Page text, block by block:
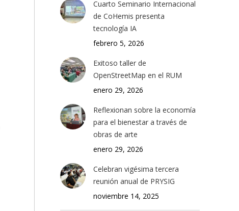
Cuarto Seminario Internacional
de CoHemis presenta
tecnología IA
febrero 5, 2026
Exitoso taller de
OpenStreetMap en el RUM
enero 29, 2026
Reflexionan sobre la economía
para el bienestar a través de
obras de arte
enero 29, 2026
Celebran vigésima tercera
reunión anual de PRYSIG
noviembre 14, 2025